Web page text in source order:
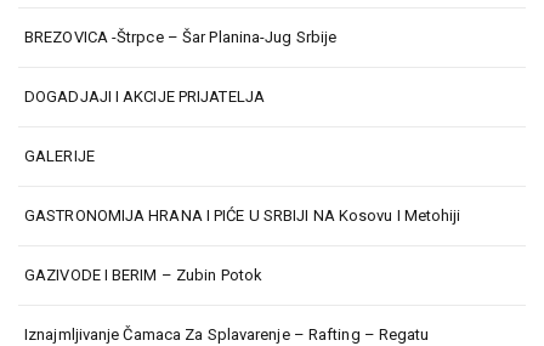
BREZOVICA -Štrpce – Šar Planina-Jug Srbije
DOGADJAJI I AKCIJE PRIJATELJA
GALERIJE
GASTRONOMIJA HRANA I PIĆE U SRBIJI NA Kosovu I Metohiji
GAZIVODE I BERIM – Zubin Potok
Iznajmljivanje Čamaca Za Splavarenje – Rafting – Regatu